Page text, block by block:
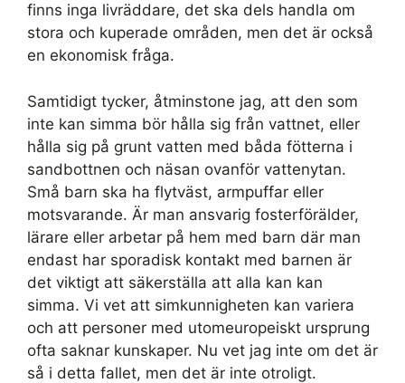
finns inga livräddare, det ska dels handla om
stora och kuperade områden, men det är också
en ekonomisk fråga.
Samtidigt tycker, åtminstone jag, att den som
inte kan simma bör hålla sig från vattnet, eller
hålla sig på grunt vatten med båda fötterna i
sandbottnen och näsan ovanför vattenytan.
Små barn ska ha flytväst, armpuffar eller
motsvarande. Är man ansvarig fosterförälder,
lärare eller arbetar på hem med barn där man
endast har sporadisk kontakt med barnen är
det viktigt att säkerställa att alla kan kan
simma. Vi vet att simkunnigheten kan variera
och att personer med utomeuropeiskt ursprung
ofta saknar kunskaper. Nu vet jag inte om det är
så i detta fallet, men det är inte otroligt.